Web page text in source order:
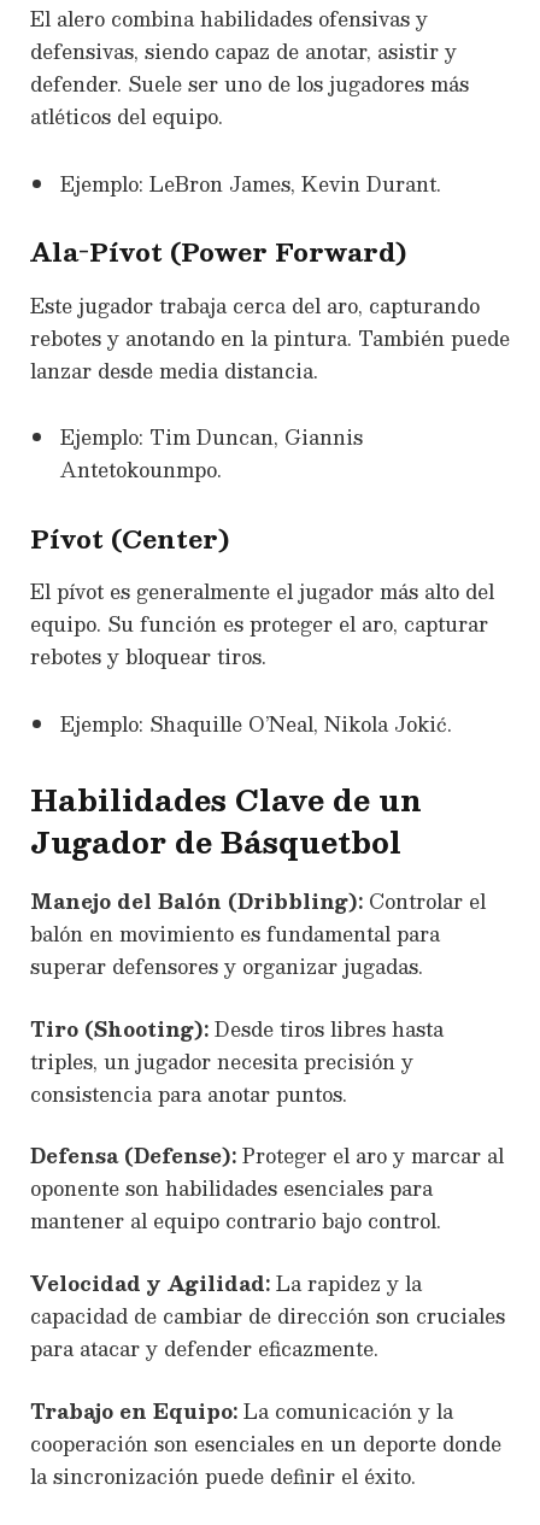
El alero combina habilidades ofensivas y
defensivas, siendo capaz de anotar, asistir y
defender. Suele ser uno de los jugadores más
atléticos del equipo.
Ejemplo: LeBron James, Kevin Durant.
Ala-Pívot (Power Forward)
Este jugador trabaja cerca del aro, capturando
rebotes y anotando en la pintura. También puede
lanzar desde media distancia.
Ejemplo: Tim Duncan, Giannis
Antetokounmpo.
Pívot (Center)
El pívot es generalmente el jugador más alto del
equipo. Su función es proteger el aro, capturar
rebotes y bloquear tiros.
Ejemplo: Shaquille O’Neal, Nikola Jokić.
Habilidades Clave de un
Jugador de Básquetbol
Manejo del Balón (Dribbling): Controlar el
balón en movimiento es fundamental para
superar defensores y organizar jugadas.
Tiro (Shooting):Desde tiros libres hasta
triples, un jugador necesita precisión y
consistencia para anotar puntos.
Defensa (Defense):Proteger el aro y marcar al
oponente son habilidades esenciales para
mantener al equipo contrario bajo control.
Velocidad y Agilidad:La rapidez y la
capacidad de cambiar de dirección son cruciales
para atacar y defender eficazmente.
Trabajo en Equipo:La comunicación y la
cooperación son esenciales en un deporte donde
la sincronización puede definir el éxito.